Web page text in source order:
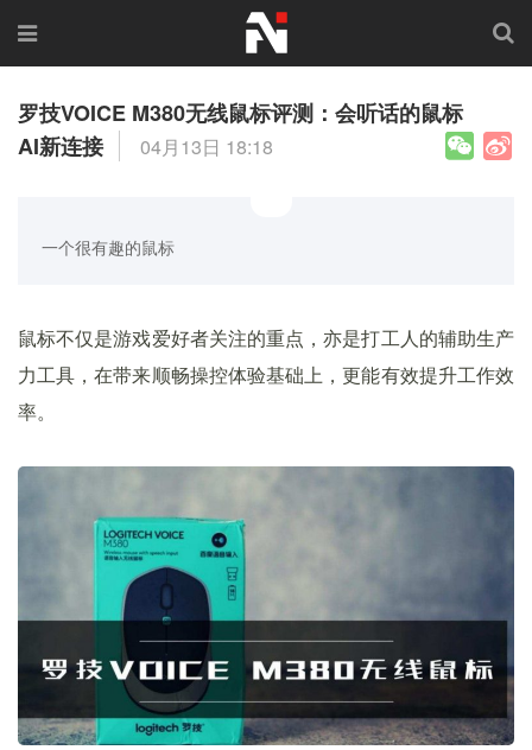
罗技VOICE M380无线鼠标评测：会听话的鼠标
AI新连接
04月13日 18:18
一个很有趣的鼠标
鼠标不仅是游戏爱好者关注的重点，亦是打工人的辅助生产
力工具，在带来顺畅操控体验基础上，更能有效提升工作效
率。